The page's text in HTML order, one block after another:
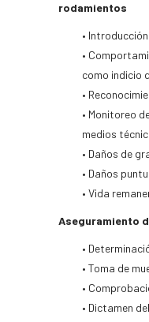
rodamientos
• Introducción
•
como indicio
•
• Monitoreo
medios
• Daños de
• Daños
• Vida
Aseguramiento
•
• Toma de
•
• Dictamen